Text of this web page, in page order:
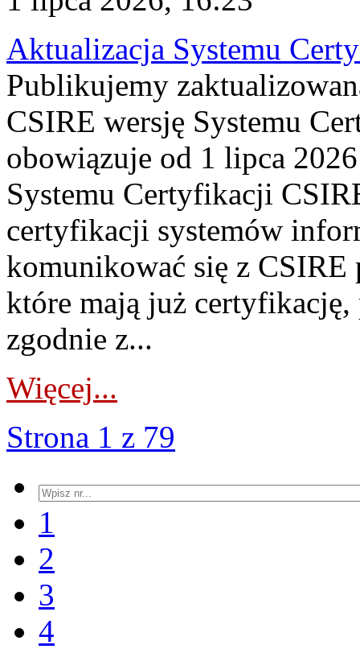
Aktualizacja Systemu
Publikujemy
CSIRE wersję Systemu
obowiązuje od 1 lipca
Systemu Certyfikacji
certyfikacji systemów
komunikować się z
które mają już
zgodnie z...
Więcej...
Strona 1 z 79
1
2
3
4